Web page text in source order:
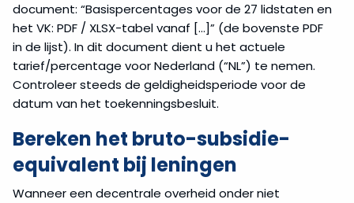
document: “Basispercentages voor de 27 lidstaten en
het VK: PDF / XLSX-tabel vanaf […]” (de bovenste PDF
in de lijst). In dit document dient u het actuele
tarief/percentage voor Nederland (“NL”) te nemen.
Controleer steeds de geldigheidsperiode voor de
datum van het toekenningsbesluit.
Bereken het bruto-subsidie-
equivalent bij leningen
Wanneer een decentrale overheid onder niet